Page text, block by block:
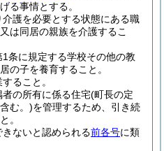
る事情とする。
護を必要とする状態にある職
は同居の親族を介護するこ
条に規定する学校その他の教
の子を養育すること。
ること。
の所有に係る住宅(町長の定
む。)を管理するため、引き続
。
ないと認められる前各号に類